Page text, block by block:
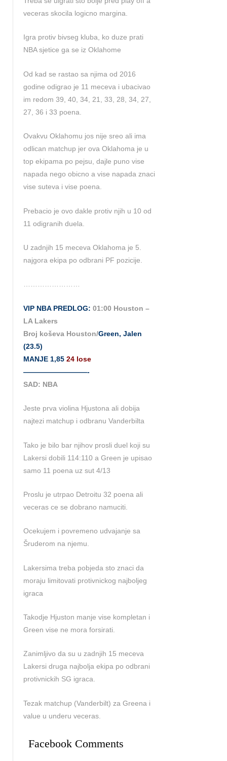
veceras skocila logicno margina.
Igra protiv bivseg kluba, ko duze prati
NBA sjetice ga se iz Oklahome
Od kad se rastao sa njima od 2016
godine odigrao je 11 meceva i ubacivao
im redom 39, 40, 34, 21, 33, 28, 34, 27,
27, 36 i 33 poena.
Ovakvu Oklahomu jos nije sreo ali ima
odlican matchup jer ova Oklahoma je u
top ekipama po pejsu, dajle puno vise
napada nego obicno a vise napada znaci
vise suteva i vise poena.
Prebacio je ovo dakle protiv njih u 10 od
11 odigranih duela.
U zadnjih 15 meceva Oklahoma je 5.
najgora ekipa po odbrani PF pozicije.
……………………
VIP NBA PREDLOG: 01:00 Houston –
LA Lakers
Broj koševa Houston/Green, Jalen
(23.5)
MANJE 1,85 24 lose
—————————-
SAD: NBA
Jeste prva violina Hjustona ali dobija
najtezi matchup i odbranu Vanderbilta
Tako je bilo bar njihov prosli duel koji su
Lakersi dobili 114:110 a Green je upisao
samo 11 poena uz sut 4/13
Proslu je utrpao Detroitu 32 poena ali
veceras ce se dobrano namuciti.
Ocekujem i povremeno udvajanje sa
Šruderom na njemu.
Lakersima treba pobjeda sto znaci da
moraju limitovati protivnickog najboljeg
igraca
Takodje Hjuston manje vise kompletan i
Green vise ne mora forsirati.
Zanimljivo da su u zadnjih 15 meceva
Lakersi druga najbolja ekipa po odbrani
protivnickih SG igraca.
Tezak matchup (Vanderbilt) za Greena i
value u underu veceras.
Facebook Comments